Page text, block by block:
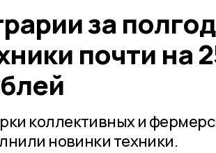
за
почти на
коллективных и
новинки техники.